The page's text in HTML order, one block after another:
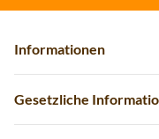
Informationen
Gesetzliche